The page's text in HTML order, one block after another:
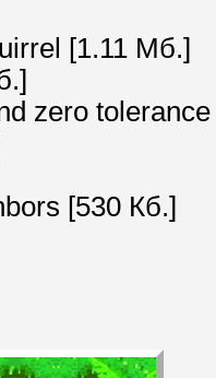
[1.11 Мб.]
zero
[530 Кб.]